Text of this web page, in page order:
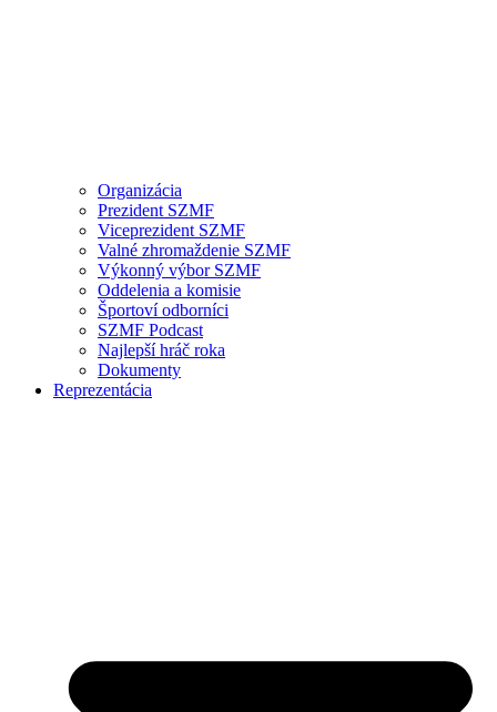
Organizácia
Prezident SZMF
Viceprezident SZMF
Valné zhromaždenie SZMF
Výkonný výbor SZMF
Oddelenia a komisie
Športoví odborníci
SZMF Podcast
Najlepší hráč roka
Dokumenty
Reprezentácia